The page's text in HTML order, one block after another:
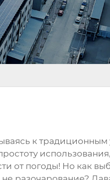
к
от погоды! Но как